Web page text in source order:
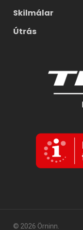
Skilmálar
Útrás
© 2026 Örninn.